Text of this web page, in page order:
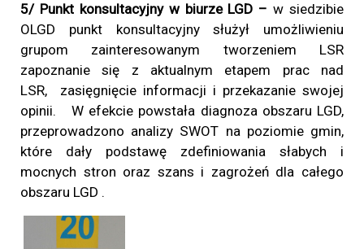
5/ Punkt konsultacyjny w biurze LGD –w siedzibie
OLGD punkt konsultacyjny służył umożliwieniu
grupom zainteresowanym tworzeniem LSR
zapoznanie się z aktualnym etapem prac nad
LSR, zasięgnięcie informacji i przekazanie swojej
opinii. W efekcie powstała diagnoza obszaru LGD,
przeprowadzono analizy SWOT na poziomie gmin,
które dały podstawę zdefiniowania słabych i
mocnych stron oraz szans i zagrożeń dla całego
obszaru LGD .